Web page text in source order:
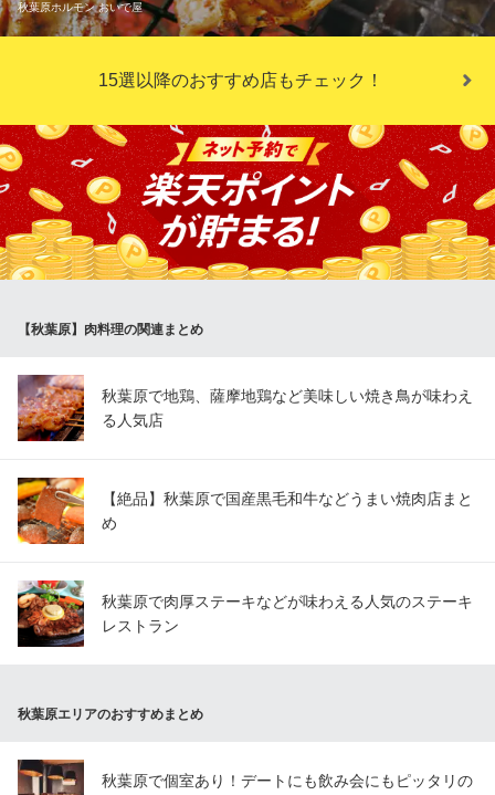
秋葉原ホルモン おいで屋
おいで屋コース以上なら当店名物の【味噌とんちゃん】や【カル
ビ】も楽しめます♪定番焼肉のハラミやホルモンなどサイドメニュ
ご利用ください。飲み放題付きコースではお好きな飲み物と併せ
て焼肉が楽しめます！お一人様でのご利用も可能です！
秋葉原ホルモン おいで屋
ホルモン居酒屋
ＪＲ秋葉原駅 徒歩2分
15選以降のおすすめ店もチェック！
【秋葉原】肉料理の関連まとめ
秋葉原で地鶏、薩摩地鶏など美味しい焼き鳥が味わえ
る人気店
【絶品】秋葉原で国産黒毛和牛などうまい焼肉店まと
め
秋葉原で肉厚ステーキなどが味わえる人気のステーキ
レストラン
秋葉原エリアのおすすめまとめ
秋葉原で個室あり！デートにも飲み会にもピッタリの